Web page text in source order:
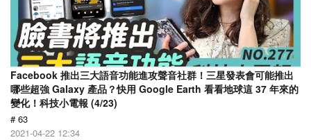
Facebook 推出三大語音功能進攻聲音社群！三星發表會可能推出
哪些超強 Galaxy 產品？快用 Google Earth 看看地球這 37 年來的
變化！科技小電報 (4/23)
# 63
2021-04-22 12:34